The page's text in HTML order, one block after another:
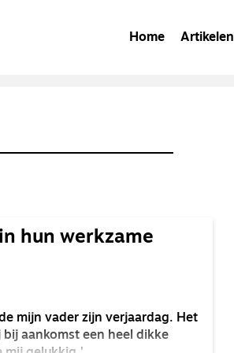
Home Artikelen
hun werkzame
mijn vader zijn verjaardag. Het
aankomst een heel dikke